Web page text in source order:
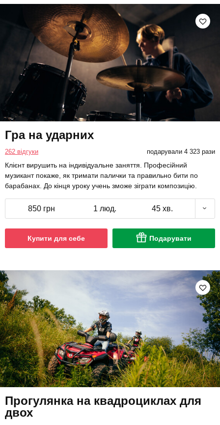
Гра на ударних
262 відгуки подарували 4 323 рази
Клієнт вирушить на індивідуальне заняття. Професійний
музикант покаже, як тримати палички та правильно бити по
барабанах. До кінця уроку учень зможе зіграти композицію.
850 грн 1 люд. 45 хв.
Купити для себе Подарувати
Прогулянка на квадроциклах для
двох